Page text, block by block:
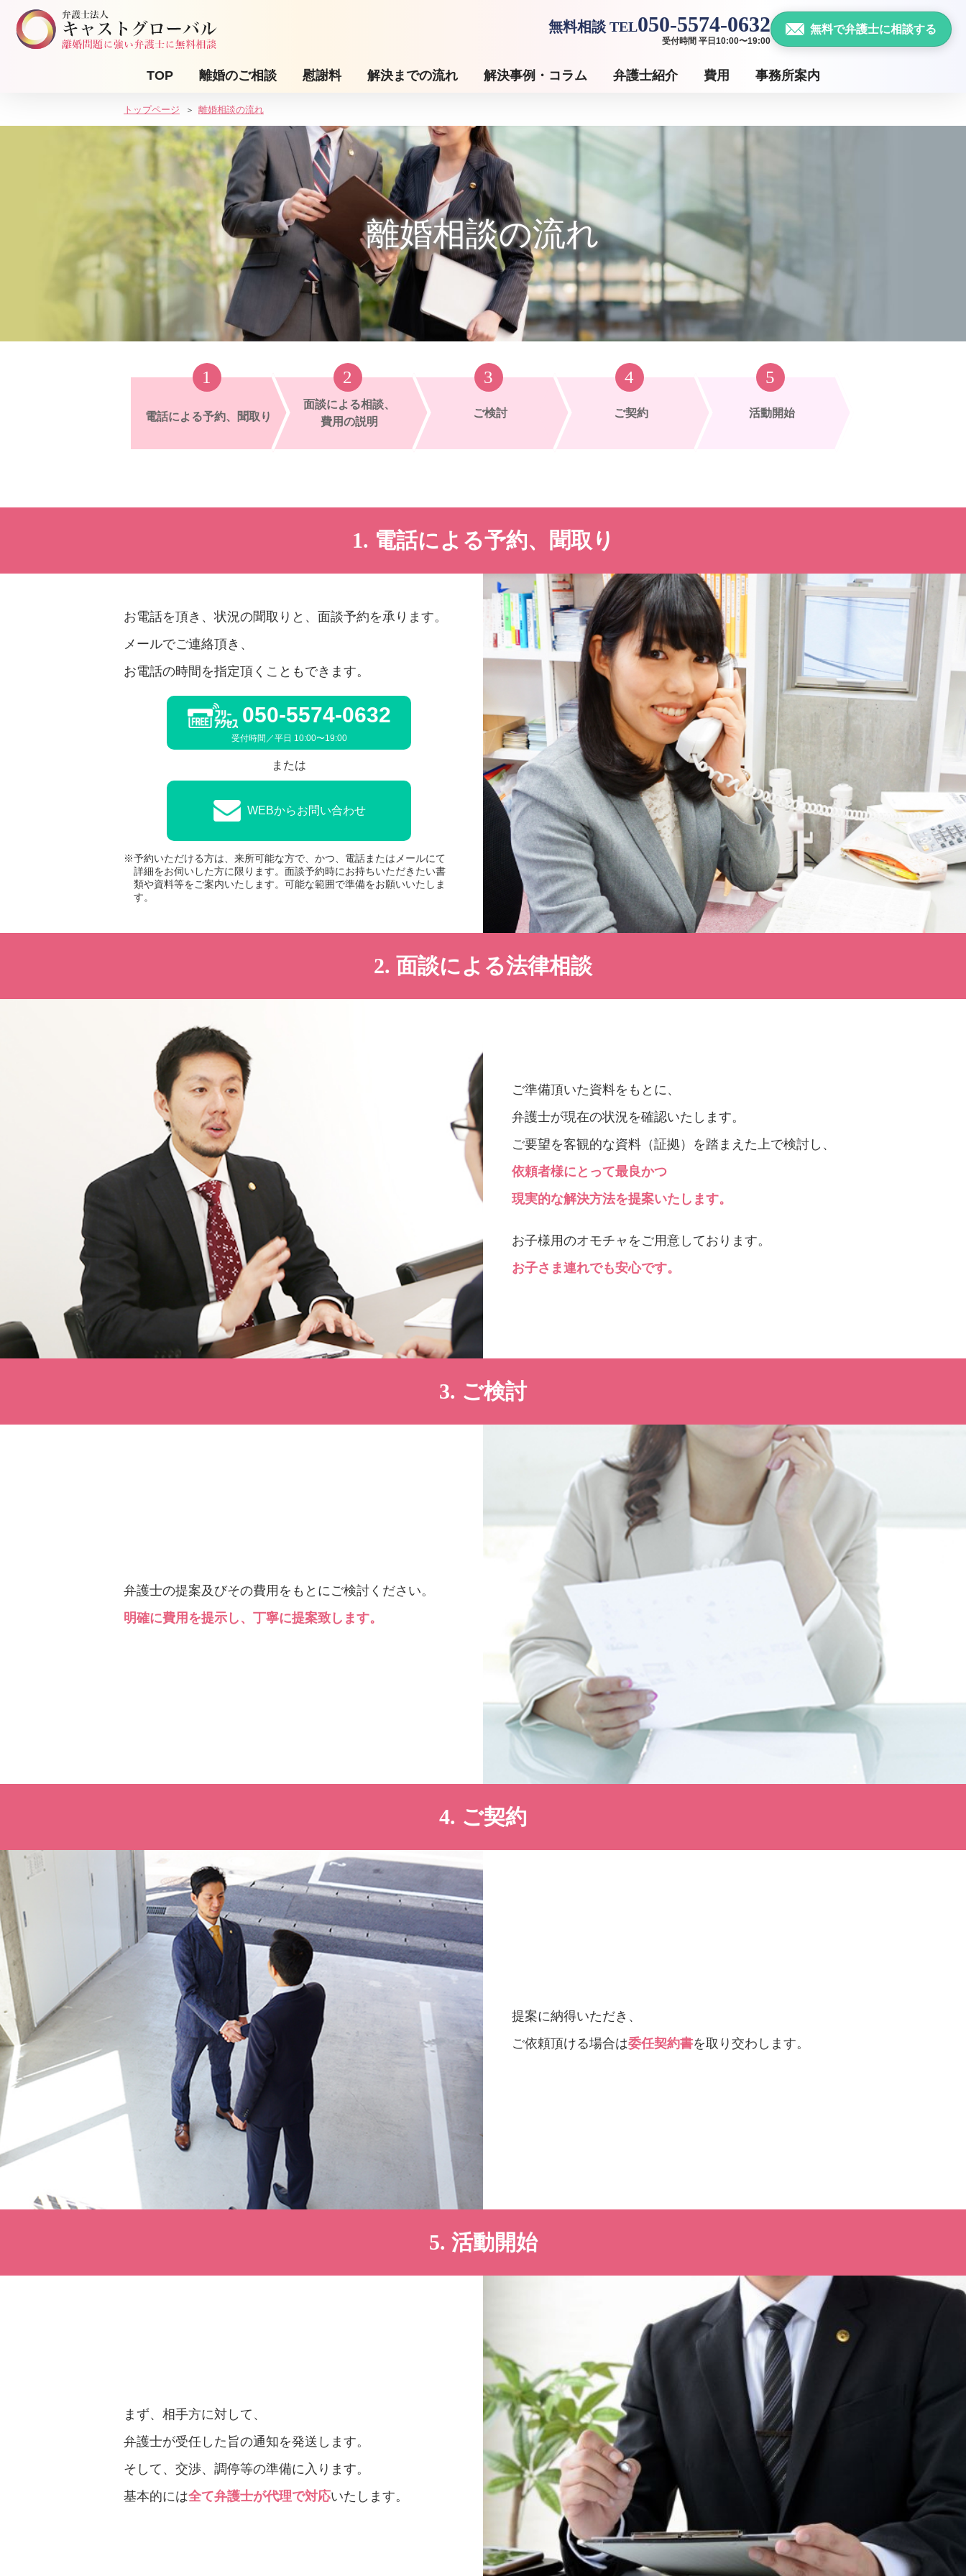
無料相談 TEL050-5574-0632
受付時間 平日10:00〜19:00
無料で弁護士に相談する
TOP 離婚のご相談 慰謝料 解決までの流れ 解決事例・コラム 弁護士紹介 費用 事務所案内
トップページ 離婚相談の流れ
離婚相談の流れ
電話による予約、聞取り
面談による相談、
費用の説明
ご検討 ご契約 活動開始
1. 電話による予約、聞取り
お電話を頂き、状況の聞取りと、面談予約を承ります。
メールでご連絡頂き、
お電話の時間を指定頂くこともできます。
050-5574-0632
受付時間／平日 10:00〜19:00
または
WEBからお問い合わせ
予約いただける方は、来所可能な方で、かつ、電話またはメールにて
詳細をお伺いした方に限ります。面談予約時にお持ちいただきたい書
類や資料等をご案内いたします。可能な範囲で準備をお願いいたしま
す。
2. 面談による法律相談
ご準備頂いた資料をもとに、
弁護士が現在の状況を確認いたします。
ご要望を客観的な資料（証拠）を踏まえた上で検討し、
依頼者様にとって最良かつ
現実的な解決方法を提案いたします。
お子様用のオモチャをご用意しております。
お子さま連れでも安心です。
3. ご検討
弁護士の提案及びその費用をもとにご検討ください。
明確に費用を提示し、丁寧に提案致します。
4. ご契約
提案に納得いただき、
ご依頼頂ける場合は委任契約書を取り交わします。
5. 活動開始
まず、相手方に対して、
弁護士が受任した旨の通知を発送します。
そして、交渉、調停等の準備に入ります。
基本的には全て弁護士が代理で対応いたします。